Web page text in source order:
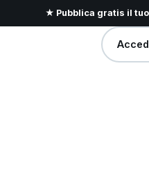
★ Pubblica gratis il